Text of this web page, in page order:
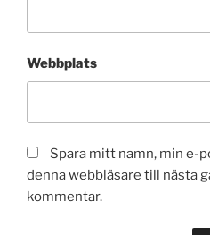
Webbplats
Spara mitt namn, min e-
denna webbläsare till nästa
kommentar.